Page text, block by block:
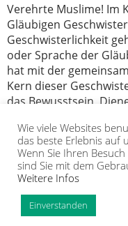
Verehrte Muslime! Im
Gläubigen
Geschwisterlichkeit
oder Sprache der
hat mit der
Kern dieser
das Bewusstsein,
Muhammad Mustafa
IGMG PRESSE
Copyright Islamische
Wie viele Websites
das beste Erlebnis auf
Wenn Sie Ihren
sind Sie mit dem
Weitere Infos
Einverstanden